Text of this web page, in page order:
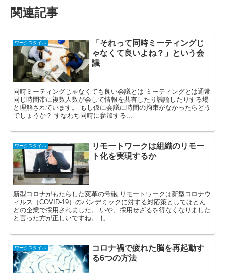
関連記事
ワークスタイル
「それって同時ミーティングじ
ゃなくて良いよね？」という会
議
同時ミーティングじゃなくても良い会議とは ミーティングとは通常
同じ時間帯に複数人数が会して情報を共有したり議論したりする場
と理解されています。 もし仮に会議に時間の拘束がなかったらどう
でしょうか？ すなわち同時に参加する...
ワークスタイル
リモートワークは組織のリモー
ト化を実現するか
新型コロナがもたらした変革の号砲 リモートワークは新型コロナウ
ィルス（COVID-19）のパンデミックに対する対応策としてほとん
どの企業で採用されました。 いや、採用せざるを得なくなりました
と言った方が正しいですね。 し...
ワークスタイル
コロナ禍で疲れた脳を再起動す
る6つの方法